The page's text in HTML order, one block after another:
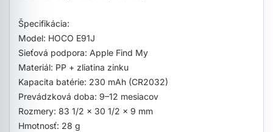
Špecifikácia:
Model: HOCO E91J
Sieťová podpora: Apple Find My
Materiál: PP + zliatina zinku
Kapacita batérie: 230 mAh (CR2032)
Prevádzková doba: 9–12 mesiacov
Rozmery: 83 1/2 x 30 1/2 x 9 mm
Hmotnosť: 28 g